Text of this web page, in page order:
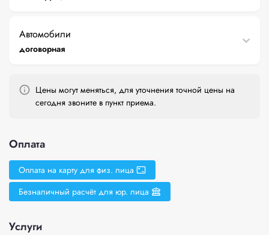
Автомобили
договорная
Цены могут меняться, для уточнения точной цены на
сегодня звоните в пункт приема.
Оплата
Оплата на карту для физ. лица
Безналичный расчёт для юр. лица
Услуги